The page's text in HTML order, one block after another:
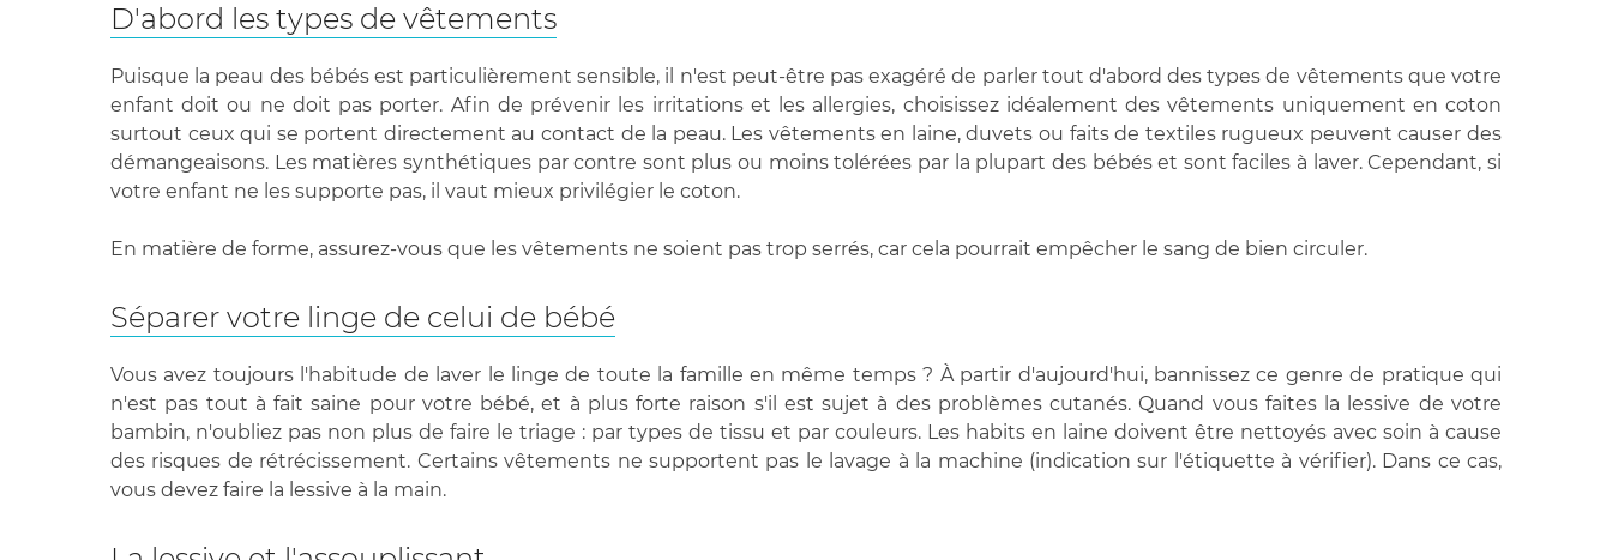
D'abord les types de vêtements
Puisque la peau des bébés est particulièrement sensible, il n'est peut-être pas exagéré de parler tout d'abord des types de vêtements que votre
enfant doit ou ne doit pas porter. Afin de prévenir les irritations et les allergies, choisissez idéalement des vêtements uniquement en coton
surtout ceux qui se portent directement au contact de la peau. Les vêtements en laine, duvets ou faits de textiles rugueux peuvent causer des
démangeaisons. Les matières synthétiques par contre sont plus ou moins tolérées par la plupart des bébés et sont faciles à laver. Cependant, si
votre enfant ne les supporte pas, il vaut mieux privilégier le coton.
En matière de forme, assurez-vous que les vêtements ne soient pas trop serrés, car cela pourrait empêcher le sang de bien circuler.
Séparer votre linge de celui de bébé
Vous avez toujours l'habitude de laver le linge de toute la famille en même temps ? À partir d'aujourd'hui, bannissez ce genre de pratique qui
n'est pas tout à fait saine pour votre bébé, et à plus forte raison s'il est sujet à des problèmes cutanés. Quand vous faites la lessive de votre
bambin, n'oubliez pas non plus de faire le triage : par types de tissu et par couleurs. Les habits en laine doivent être nettoyés avec soin à cause
des risques de rétrécissement. Certains vêtements ne supportent pas le lavage à la machine (indication sur l'étiquette à vérifier). Dans ce cas,
vous devez faire la lessive à la main.